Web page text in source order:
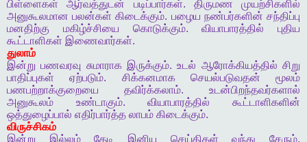
பிள்ளைகள்
ஆர்வத்துடன் படிப்பார்கள். திருமண
முயற்சிகளில்
அனுகூலமான பலன்கள் கிடைக்கும். பழைய நண்பர்களின் சந்திப்பு
மனதிற்கு
மகிழ்ச்சியை கொடுக்கும்.வியாபாரத்தில்
புதிய
கூட்டாளிகள் இணைவார்கள்.
துலாம்
இன்று பணவரவு சுமாராக இருக்கும்.உடல் ஆரோக்கியத்தில் சிறு
பாதிப்புகள்
ஏற்படும். சிக்கனமாக செயல்படுவதன்
மூலம்
பணபற்றாக்குறையை
தவிர்க்கலாம். உடன்பிறந்தவர்களால்
அனுகூலம்
உண்டாகும்.வியாபாரத்தில்
கூட்டாளிகளின்
ஒத்துழைப்பால் எதிர்பார்த்த லாபம் கிடைக்கும்.
விருச்சிகம்
இன்று
இல்லம் தேடி இனிய செய்திகள் வந்து சேரும்.